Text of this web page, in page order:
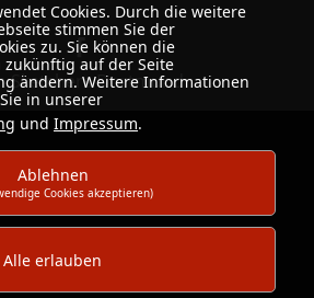
Sketchers Dortmund
Cookies. Durch die weitere
stimmen Sie der
zu. Sie können die
zukünftig auf der Seite
ändern. Weitere Informationen
in unserer
und Impressum.
Ablehnen
Cookies akzeptieren)
Alle erlauben